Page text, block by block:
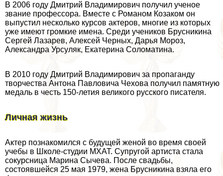
В 2006 году Дмитрий Владимирович получил ученое
звание профессора. Вместе с Романом Козаком он
выпустил несколько курсов актеров, многие из которых
уже имеют громкие имена. Среди учеников Брусникина
Сергeй Лазарев, Алексей Черных, Дарья Мороз,
Александра Урсуляк, Екатерина Соломатина.
В 2010 году Дмитрий Владимирович за пропаганду
творчества Антона Павловича Чехова получил памятную
медаль в честь 150-летия великого русского писателя.
Личная жизнь
Актер познакомился с будущей женой во время своей
учебы в Школе-студии МХАТ. Супругой артиста стала
сокурсница Марина Сычева. После свадьбы,
состоявшейся 25 мая 1979, жена Брусникина взяла его